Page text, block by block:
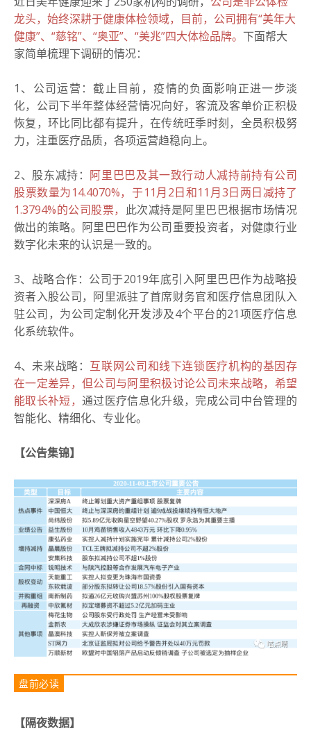
龙头，始终深耕于健康体检领域，目前，公司拥有“美年大
健康”、“慈铭”、“奥亚”、“美兆”四大体检品牌。 下面帮大
家简单梳理下调研的情况：
1、公司运营：截止目前，疫情的负面影响正进一步淡
化，公司下半年整体经营情况向好，客流及客单价正积极
恢复，环比同比都有提升，在传统旺季时刻，全员积极努
力，注重医疗品质，各项运营趋稳向上。
2、股东减持： 阿里巴巴及其一致行动人减持前持有公司
股票数量为14.4070%，于11月2日和11月3日两日减持了
1.3794%的公司股票， 此次减持是阿里巴巴根据市场情况
做出的策略。阿里巴巴作为公司重要投资者，对健康行业
数字化未来的认识是一致的。
3、战略合作：公司于2019年底引入阿里巴巴作为战略投
资者入股公司，阿里派驻了首席财务官和医疗信息团队入
驻公司，为公司定制化开发涉及4个平台的21项医疗信息
化系统软件。
4、未来战略： 互联网公司和线下连锁医疗机构的基因存
在一定差异，但公司与阿里积极讨论公司未来战略，希望
能取长补短， 通过医疗信息化升级，完成公司中台管理的
智能化、精细化、专业化。
【公告集锦】
盘前必读
【隔夜数据】